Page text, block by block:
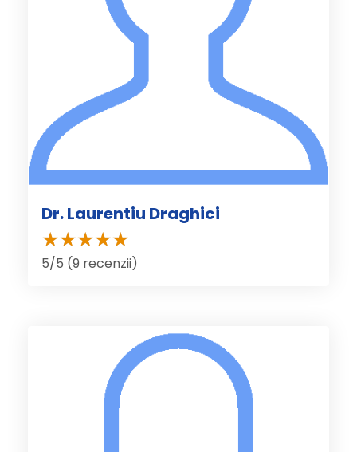
Dr. Laurentiu Draghici
5/5 (9 recenzii)